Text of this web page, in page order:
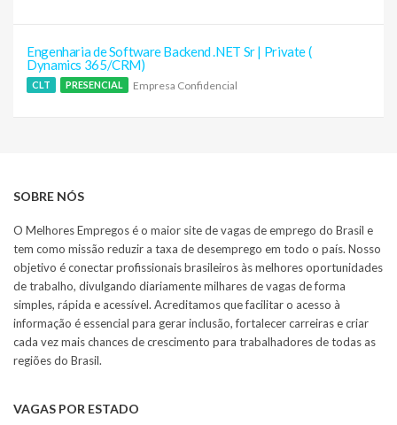
Engenharia de Software Backend .NET Sr | Private (
Dynamics 365/CRM)
CLT PRESENCIAL Empresa Confidencial
SOBRE NÓS
O Melhores Empregos é o maior site de vagas de emprego do Brasil e
tem como missão reduzir a taxa de desemprego em todo o país. Nosso
objetivo é conectar profissionais brasileiros às melhores oportunidades
de trabalho, divulgando diariamente milhares de vagas de forma
simples, rápida e acessível. Acreditamos que facilitar o acesso à
informação é essencial para gerar inclusão, fortalecer carreiras e criar
cada vez mais chances de crescimento para trabalhadores de todas as
regiões do Brasil.
VAGAS POR ESTADO